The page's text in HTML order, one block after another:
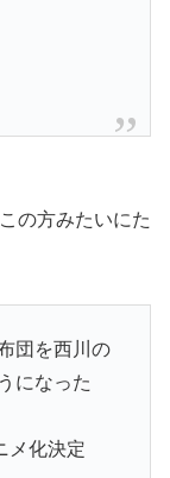
の方みたいにた
団を西川の
になった
メ化決定